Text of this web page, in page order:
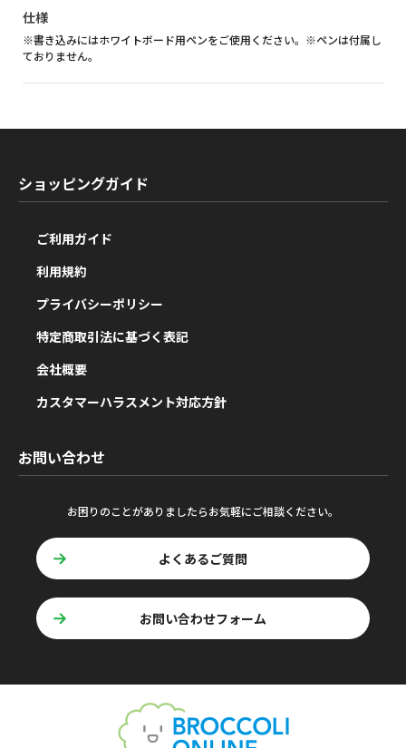
仕様
※書き込みにはホワイトボード用ペンをご使用ください。※ペンは付属し
ておりません。
ショッピングガイド
ご利用ガイド
利用規約
プライバシーポリシー
特定商取引法に基づく表記
会社概要
カスタマーハラスメント対応方針
お問い合わせ
お困りのことがありましたらお気軽にご相談ください。
よくあるご質問
お問い合わせフォーム